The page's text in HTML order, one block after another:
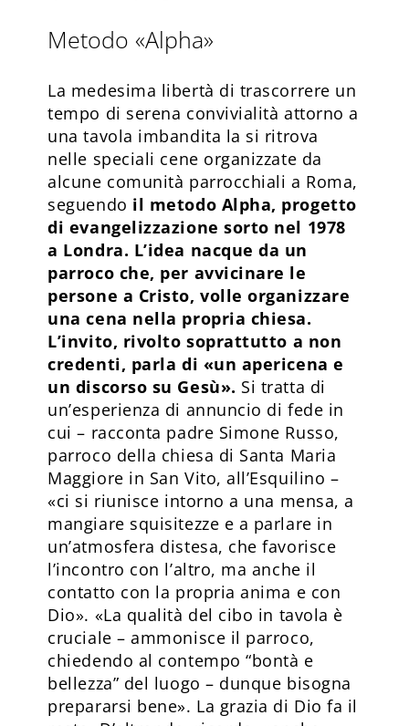
Metodo «Alpha»
La medesima libertà di trascorrere un
tempo di serena convivialità attorno a
una tavola imbandita la si ritrova
nelle speciali cene organizzate da
alcune comunità parrocchiali a Roma,
seguendo il metodo Alpha, progetto
di evangelizzazione sorto nel 1978
a Londra. L’idea nacque da un
parroco che, per avvicinare le
persone a Cristo, volle organizzare
una cena nella propria chiesa.
L’invito, rivolto soprattutto a non
credenti, parla di «un apericena e
un discorso su Gesù». Si tratta di
un’esperienza di annuncio di fede in
cui – racconta padre Simone Russo,
parroco della chiesa di Santa Maria
Maggiore in San Vito, all’Esquilino –
«ci si riunisce intorno a una mensa, a
mangiare squisitezze e a parlare in
un’atmosfera distesa, che favorisce
l’incontro con l’altro, ma anche il
contatto con la propria anima e con
Dio». «La qualità del cibo in tavola è
cruciale – ammonisce il parroco,
chiedendo al contempo “bontà e
bellezza” del luogo – dunque bisogna
prepararsi bene». La grazia di Dio fa il